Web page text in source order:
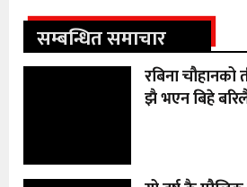
सम्बन्धित समाचार
रबिना
झै भएन बिहे